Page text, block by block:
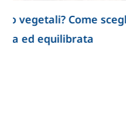
Spermatozoi creati
apre nuove